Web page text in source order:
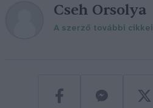
Cseh Orsolya
A szerző további cikkei